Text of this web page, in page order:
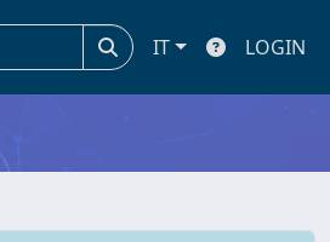
IT LOGIN